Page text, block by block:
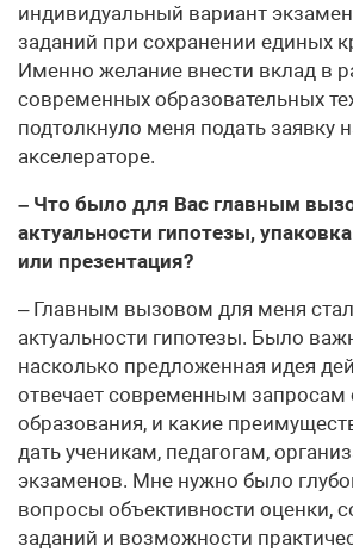
индивидуальный вариант
заданий при сохранении единых
Именно желание внести вклад в
современных образовательных
подтолкнуло меня подать заявку
акселераторе.
– Что было для Вас главным
актуальности гипотезы,
или презентация?
– Главным вызовом для меня
актуальности гипотезы. Было
насколько предложенная идея
отвечает современным запросам
образования, и какие
дать ученикам, педагогам,
экзаменов. Мне нужно было
вопросы объективности оценки,
заданий и возможности